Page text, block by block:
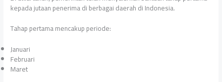
kepada jutaan penerima di berbagai daerah di Indonesia.
Tahap pertama mencakup periode:
Januari
Februari
Maret